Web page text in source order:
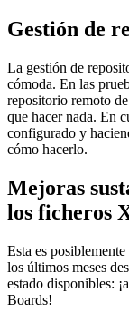
Gestión de
La gestión de
cómoda. En las
repositorio remoto
que hacer nada. En
configurado y
cómo hacerlo.
Mejoras
los ficheros
Esta es
los últimos meses
estado disponibles:
Boards!